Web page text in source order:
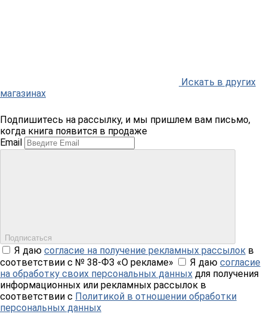
Искать в других
магазинах
Подпишитесь на рассылку, и мы пришлем вам письмо,
когда книга появится в продаже
Email
Подписаться
Я даю согласие на получение рекламных рассылок в
соответствии с № 38-ФЗ «О рекламе»
Я даю согласие
на обработку своих персональных данных для получения
информационных или рекламных рассылок в
соответствии с Политикой в отношении обработки
персональных данных